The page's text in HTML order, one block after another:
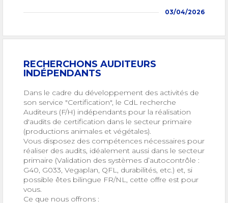
03/04/2026
RECHERCHONS AUDITEURS
INDÉPENDANTS
Dans le cadre du développement des activités de
son service "Certification", le CdL recherche
Auditeurs (F/H) indépendants pour la réalisation
d'audits de certification dans le secteur primaire
(productions animales et végétales).
Vous disposez des compétences nécessaires pour
réaliser des audits, idéalement aussi dans le secteur
primaire (Validation des systèmes d’autocontrôle :
G40, G033, Vegaplan, QFL, durabilités, etc.) et, si
possible êtes bilingue FR/NL, cette offre est pour
vous.
Ce que nous offrons :